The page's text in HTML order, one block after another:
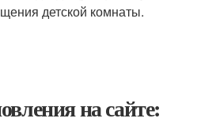
детской комнаты.
на сайте: